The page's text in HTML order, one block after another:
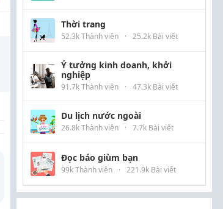
Thời trang
52.3k Thành viên · 25.2k Bài viết
Ý tưởng kinh doanh, khởi
nghiệp
91.7k Thành viên · 47.3k Bài viết
Du lịch nước ngoài
26.8k Thành viên · 7.7k Bài viết
Đọc báo giùm bạn
99k Thành viên · 221.9k Bài viết